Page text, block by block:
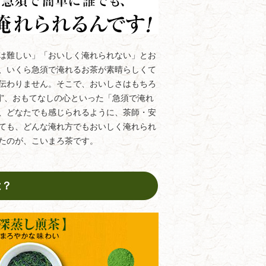
難しい」「おいしく淹れられない」とお
いくら急須で淹れるお茶が素晴らしくて
わりません。そこで、おいしさはもちろ
、おもてなしの心といった「急須で淹れ
どなたでも感じられるように、茶師・安
も、どんな淹れ方でもおいしく淹れられ
のが、こいまろ茶です。